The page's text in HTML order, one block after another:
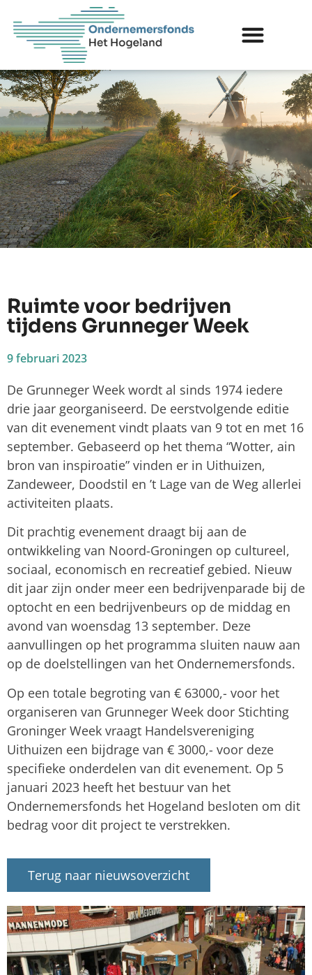
Ruimte voor bedrijven
tijdens Grunneger Week
9 februari 2023
De Grunneger Week wordt al sinds 1974 iedere
drie jaar georganiseerd. De eerstvolgende editie
van dit evenement vindt plaats van 9 tot en met 16
september. Gebaseerd op het thema “Wotter, ain
bron van inspiroatie” vinden er in Uithuizen,
Zandeweer, Doodstil en ’t Lage van de Weg allerlei
activiteiten plaats.
Dit prachtig evenement draagt bij aan de
ontwikkeling van Noord-Groningen op cultureel,
sociaal, economisch en recreatief gebied. Nieuw
dit jaar zijn onder meer een bedrijvenparade bij de
optocht en een bedrijvenbeurs op de middag en
avond van woensdag 13 september. Deze
aanvullingen op het programma sluiten nauw aan
op de doelstellingen van het Ondernemersfonds.
Op een totale begroting van € 63000,- voor het
organiseren van Grunneger Week door Stichting
Groninger Week vraagt Handelsvereniging
Uithuizen een bijdrage van € 3000,- voor deze
specifieke onderdelen van dit evenement. Op 5
januari 2023 heeft het bestuur van het
Ondernemersfonds het Hogeland besloten om dit
bedrag voor dit project te verstrekken.
Terug naar nieuwsoverzicht